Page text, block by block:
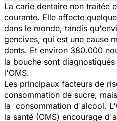
La carie dentaire non traitée
courante. Elle affecte
dans le monde, tandis
gencives, qui est une cause
dents. Et environ 380.000
la bouche sont
l'OMS.
Les principaux facteurs de
consommation de sucre,
la consommation d'alcool.
la santé (OMS) encourage